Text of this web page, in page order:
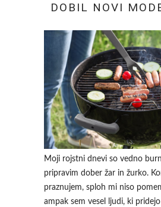
DOBIL NOVI
Moji rojstni dnevi so vedno
pripravim dober žar in žurko.
praznujem, sploh mi niso
ampak sem vesel ljudi, ki